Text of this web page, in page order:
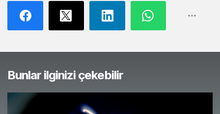
Bunlar ilginizi çekebilir